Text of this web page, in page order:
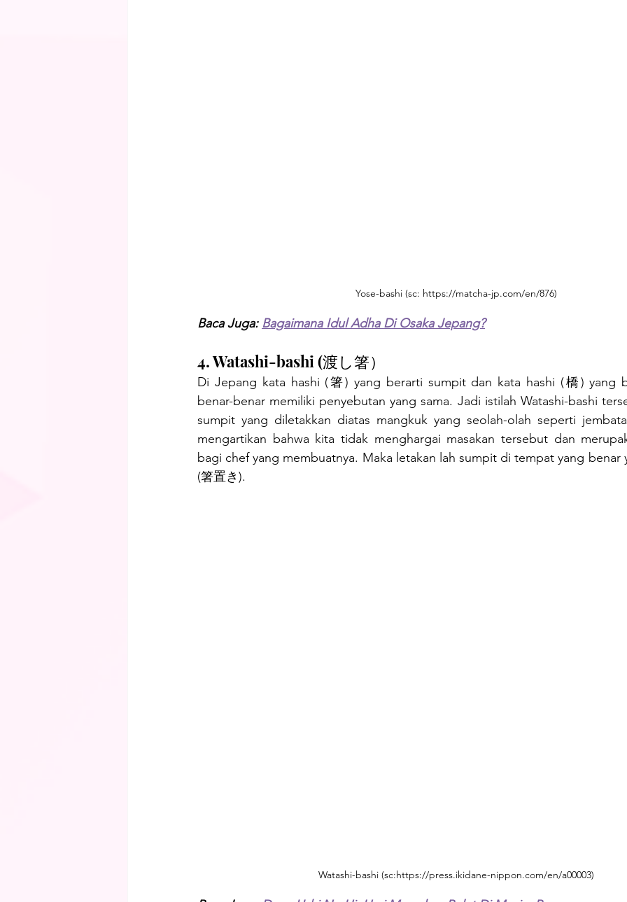
Yose-bashi (sc: https://matcha-jp.com/en/876)
Baca Juga: Bagaimana Idul Adha Di Osaka Jepang?
4. Watashi-bashi (渡し箸）
Di Jepang kata hashi (箸) yang berarti sumpit dan kata hashi (橋) yang
benar-benar memiliki penyebutan yang sama. Jadi istilah Watashi-bashi
sumpit yang diletakkan diatas mangkuk yang seolah-olah seperti
mengartikan bahwa kita tidak menghargai masakan tersebut dan
bagi chef yang membuatnya. Maka letakan lah sumpit di tempat yang benar
(箸置き).
Watashi-bashi (sc:https://press.ikidane-nippon.com/en/a00003)